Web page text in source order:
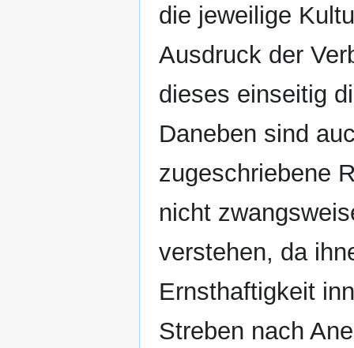
die jeweilige
Ausdruck der
dieses einseitig
Daneben sind
zugeschriebene
nicht
verstehen, da
Ernsthaftigkeit
Streben nach